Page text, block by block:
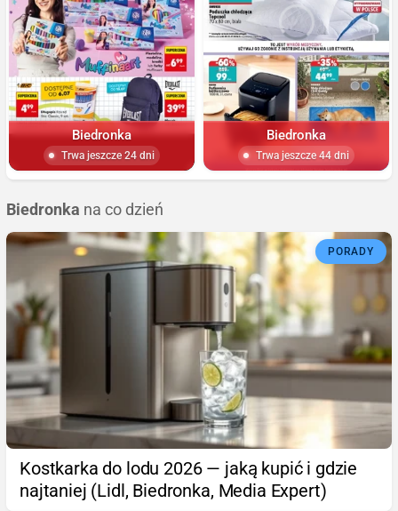
Biedronka
Trwa jeszcze 24 dni
Biedronka
Trwa jeszcze 44 dni
Biedronka na co dzień
PORADY
Kostkarka do lodu 2026 — jaką kupić i gdzie
najtaniej (Lidl, Biedronka, Media Expert)